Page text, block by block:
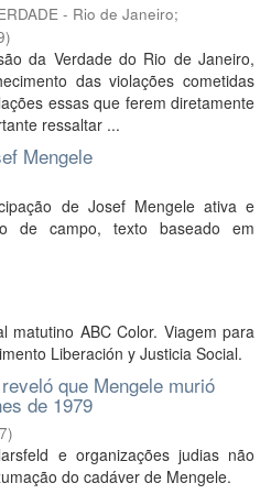
- Rio de Janeiro;
)
da Verdade do Rio de Janeiro,
das violações cometidas
essas que ferem diretamente
ressaltar ...
Mengele
de Josef Mengele ativa e
de campo, texto baseado em
matutino ABC Color. Viagem para
Liberación y Justicia Social.
que Mengele murió
de 1979
)
e organizações judias não
do cadáver de Mengele.